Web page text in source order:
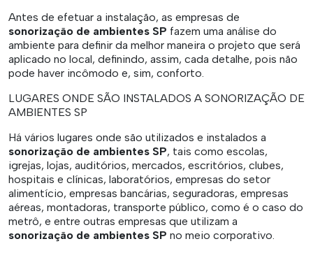
Antes de efetuar a instalação, as empresas de
sonorização de ambientes SP fazem uma análise do
ambiente para definir da melhor maneira o projeto que será
aplicado no local, definindo, assim, cada detalhe, pois não
pode haver incômodo e, sim, conforto.
LUGARES ONDE SÃO INSTALADOS A SONORIZAÇÃO DE
AMBIENTES SP
Há vários lugares onde são utilizados e instalados a
sonorização de ambientes SP, tais como escolas,
igrejas, lojas, auditórios, mercados, escritórios, clubes,
hospitais e clínicas, laboratórios, empresas do setor
alimentício, empresas bancárias, seguradoras, empresas
aéreas, montadoras, transporte público, como é o caso do
metrô, e entre outras empresas que utilizam a
sonorização de ambientes SP no meio corporativo.